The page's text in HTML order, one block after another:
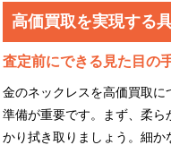
高価買取を実現する
査定前にできる見た目の
金のネックレスを高価買取
準備が重要です。まず、柔ら
かり拭き取りましょう。細